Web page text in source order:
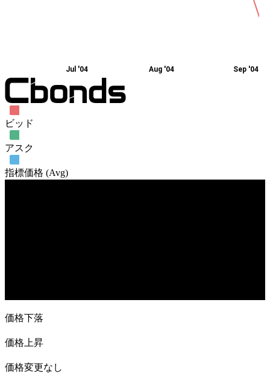
Jul '04 Aug '04 Sep '04
ビッド
アスク
指標価格 (Avg)
価格下落
価格上昇
価格変更なし